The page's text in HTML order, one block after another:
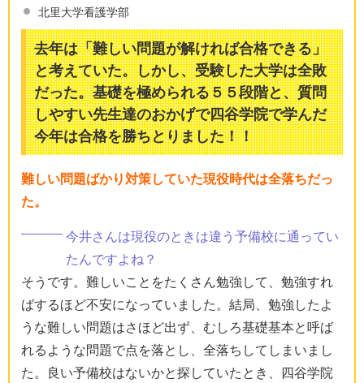
北里大学看護学部
去年は「難しい問題が解ければ合格できる」
と考えていた。しかし、受験した大学は全敗
だった。基礎を極められる５５段階と、質問
しやすい先生達のおかげで四谷学院で学んだ
今年は合格を勝ちとりました！！
難しい問題ばかり対策していた現役時代は全落ちだっ
た。
今井さんは現役のときは違う予備校に通ってい
たんですよね？
そうです。難しいことをたくさん勉強して、勉強すれ
ばするほど不安になっていました。結局、勉強したよ
うな難しい問題はさほど出ず、むしろ基礎基本と呼ば
れるような問題で点を落とし、全落ちしてしまいまし
た。良い予備校はないかと探していたとき、四谷学院